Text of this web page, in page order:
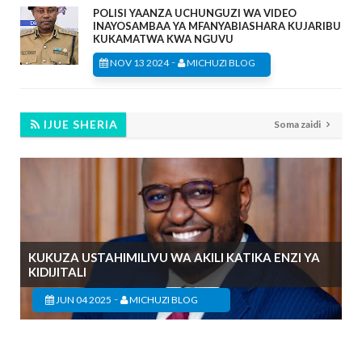
POLISI YAANZA UCHUNGUZI WA VIDEO
INAYOSAMBAA YA MFANYABIASHARA KUJARIBU
KUKAMATWA KWA NGUVU
NOV 13 2024- MICHUZI BLOG
IJUE SHERIA Soma zaidi
KUKUZA USTAHIMILIVU WA AKILI KATIKA ENZI YA
KIDIJITALI
JUN 04 2025 - MICHUZI BLOG